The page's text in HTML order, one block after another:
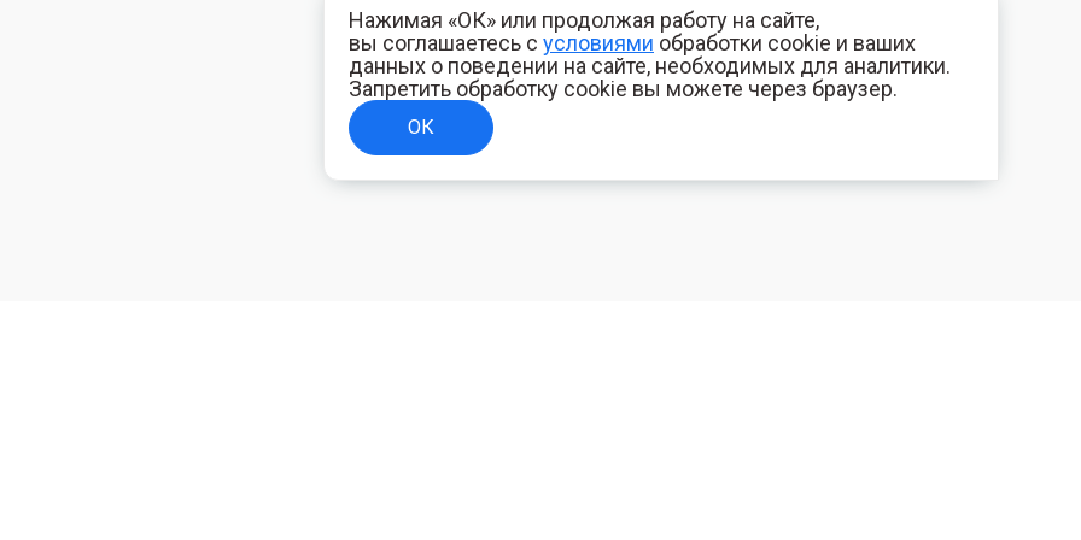
Нажимая «ОК» или продолжая работу на сайте,
вы соглашаетесь с условиями обработки cookie и ваших
данных о поведении на сайте, необходимых для аналитики.
Запретить обработку cookie вы можете через браузер.
ОК